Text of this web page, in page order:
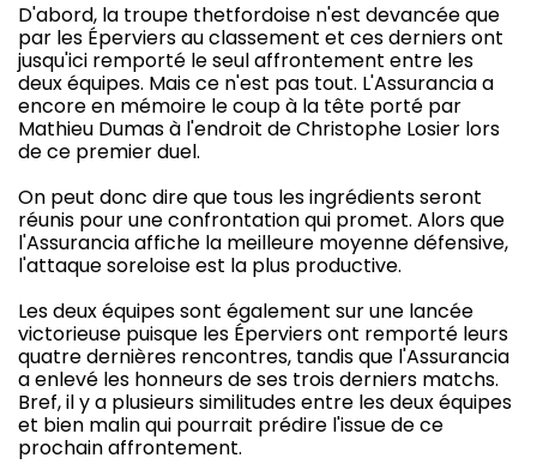
D'abord, la troupe thetfordoise n'est devancée que
par les Éperviers au classement et ces derniers ont
jusqu'ici remporté le seul affrontement entre les
deux équipes. Mais ce n'est pas tout. L'Assurancia a
encore en mémoire le coup à la tête porté par
Mathieu Dumas à l'endroit de Christophe Losier lors
de ce premier duel.
On peut donc dire que tous les ingrédients seront
réunis pour une confrontation qui promet. Alors que
l'Assurancia affiche la meilleure moyenne défensive,
l'attaque soreloise est la plus productive.
Les deux équipes sont également sur une lancée
victorieuse puisque les Éperviers ont remporté leurs
quatre dernières rencontres, tandis que l'Assurancia
a enlevé les honneurs de ses trois derniers matchs.
Bref, il y a plusieurs similitudes entre les deux équipes
et bien malin qui pourrait prédire l'issue de ce
prochain affrontement.